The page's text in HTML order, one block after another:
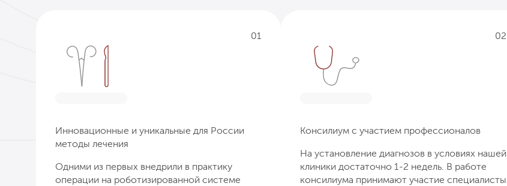
01
Инновационные и уникальные для России
методы лечения
Одними из первых внедрили в практику
операции на роботизированной системе
02
Консилиум с участием профессионалов
На установление диагнозов в условиях нашей
клиники достаточно 1-2 недель. В работе
консилиума принимают участие специалисты